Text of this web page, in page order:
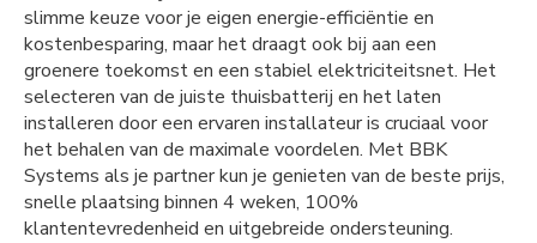
slimme keuze voor je eigen energie-efficiëntie en
kostenbesparing, maar het draagt ook bij aan een
groenere toekomst en een stabiel elektriciteitsnet. Het
selecteren van de juiste thuisbatterij en het laten
installeren door een ervaren installateur is cruciaal voor
het behalen van de maximale voordelen. Met BBK
Systems als je partner kun je genieten van de beste prijs,
snelle plaatsing binnen 4 weken, 100%
klantentevredenheid en uitgebreide ondersteuning.